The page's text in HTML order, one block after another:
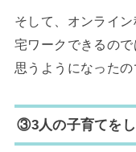
そして、オンライ
宅ワークできるの
思うようになったの
③3人の子育てを